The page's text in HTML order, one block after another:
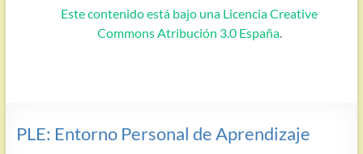
Este contenido está bajo una Licencia Creative
Commons Atribución 3.0 España.
PLE: Entorno Personal de Aprendizaje